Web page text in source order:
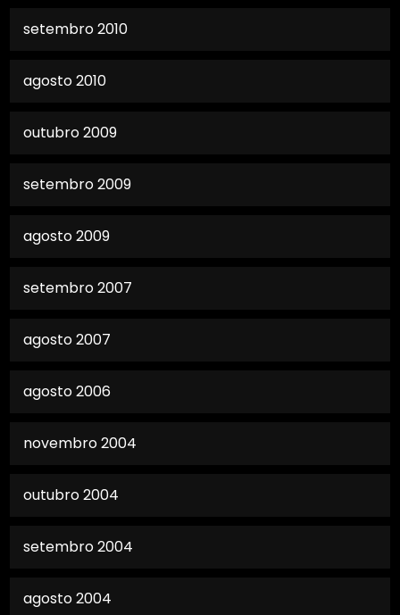
setembro 2010
agosto 2010
outubro 2009
setembro 2009
agosto 2009
setembro 2007
agosto 2007
agosto 2006
novembro 2004
outubro 2004
setembro 2004
agosto 2004